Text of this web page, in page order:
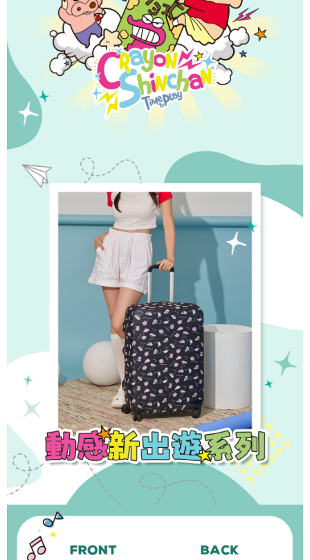
1.分期款項不併入電信帳單，「大哥付你分期」於每月結算日後寄送繳費提
2.透過簡訊連結打開帳單後，可選擇「超商條碼／台灣大直營門市／銀行轉
帳／街口支付／iPASS MONEY」等通路繳費。
【注意事項】
1.本服務係由「台灣大哥大股份有限公司」（以下簡稱本公司）所提供，讓
用戶於交易時，得透過本服務購買商品或服務，並由商店將買賣／分期付款
買賣價金債權讓與本公司後，依約使用本公司帳單繳交帳款。
2.基於同意付款使用「大哥付你分期」之契約關係目的，商店將以您的個人
資料（包含姓名、電話或地址）提供予台灣大哥大進項蒐集、處理及利用，
由本公司與您本人進行分期帳單所需資料之確認、核對及更正。
3.完整用戶服務條款，請詳閱以下連結：
https://oppay.tw/userRule
【「AFTEE先享後付」結帳流程】
１．於結帳方式選擇「AFTEE先享後付」後，將跳轉至「AFTEE先享後付」
結帳頁面，進行簡訊認證並確認金額後，即可完成結帳。
２．訂單成立數日內，您將收到繳費通知簡訊。
３．收到繳費通知簡訊後14天內，點擊此簡訊中的連結，可透過四大超商／
ATM／網路銀行／等多元方式進行付款，方視為交易完成。
※ 請注意：結帳手續完成當下不需立刻繳費，但若您需要取消訂單，請聯絡
購買商品的店家。未經商家同意取消之訂單仍視為有效，需透過AFTEE先享
後付繳納相關費用。
※ 交易是否成功請以「AFTEE先享後付 」之結帳頁面顯示為準，若有關於
是否繳費成功／繳費後需取消欲退款等相關疑問，請聯繫「AFTEE先享後付
客戶支援中心」
https://netprotections.freshdesk.com/support/home
【注意事項】
１．透過由恩沛科技股份有限公司提供之「AFTEE先享後付」服務完成之交
易，需依本服務之必要範圍內提供個人資料，並將交易相關給付款項請求債
權轉讓予恩沛科技股份有限公司。
２．關於個人資料處理事宜，請瀏覽以下網址：
https://aftee.tw/terms/#terms3
３．未成年的使用者請事先徵得法定代理人或監護人之同意方可使用
「AFTEE先享後付」，若未經同意申辦者引起之損失，本公司不負相關責
４．使用「AFTEE先享後付」時，將依據個別帳號之用戶狀況，依本公司即
時審查核予不同之上限額度；若仍有額度不足之情形，本公司將視審查結果
請求用戶進行身份認證。
５．嚴禁一人註冊多個帳號或使用他人資訊註冊。若發現惡意使用之情形，
恩沛科技股份有限公司將有權停止該用戶之使用額度並採取法律行動。
每筆NT$80，滿NT$1,000(含以上)免運費
付款後全家取貨
每筆NT$80，滿NT$1,000(含以上)免運費
萊爾富取貨付款
每筆NT$80，滿NT$1,000(含以上)免運費
付款後萊爾富取貨
每筆NT$80，滿NT$1,000(含以上)免運費
7-11取貨付款
每筆NT$80，滿NT$1,000(含以上)免運費
付款後7-11取貨
每筆NT$80，滿NT$1,000(含以上)免運費
每筆NT$80，滿NT$1,000(含以上)免運費